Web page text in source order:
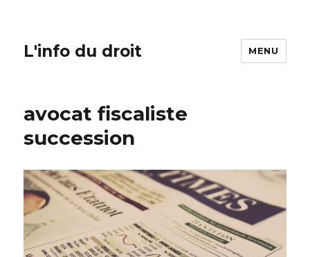
L'info du droit MENU
avocat fiscaliste
succession